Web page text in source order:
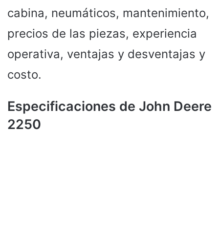
cabina, neumáticos, mantenimiento,
precios de las piezas, experiencia
operativa, ventajas y desventajas y
costo.
Especificaciones de John Deere
2250